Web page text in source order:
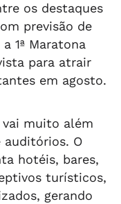
os destaques
previsão de
1ª Maratona
para atrair
em agosto.
muito além
auditórios. O
hotéis, bares,
turísticos,
gerando